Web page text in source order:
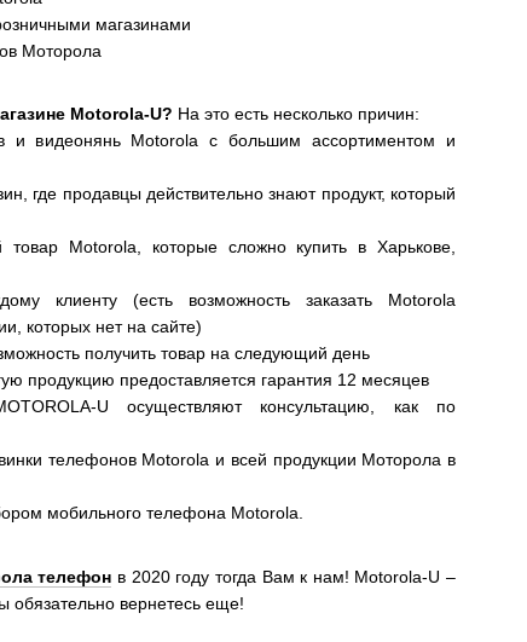
магазинами
Моторола
Motorola-U? На это есть несколько причин:
и видеонянь Motorola c большим ассортиментом и
где продавцы действительно знают продукт, который
Motorola, которые сложно купить в Харькове,
клиенту (есть возможность заказать Motorola
которых нет на сайте)
получить товар на следующий день
продукцию предоставляется гарантия 12 месяцев
U осуществляют консультацию, как по
телефонов Motorola и всей продукции Моторола в
мобильного телефона Motorola.
телефон в 2020 году тогда Вам к нам! Motorola-U –
обязательно вернетесь еще!